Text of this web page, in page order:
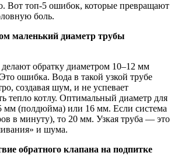
Вот топ-5 ошибок, которые превращают
боль.
маленький диаметр трубы
обратку диаметром 10–12 мм
ошибка. Вода в такой узкой трубе
создавая шум, и не успевает
тепло котлу. Оптимальный диаметр для
(полдюйма) или 16 мм. Если система
в минуту), то 20 мм. Узкая труба — это
и шума.
обратного клапана на подпитке